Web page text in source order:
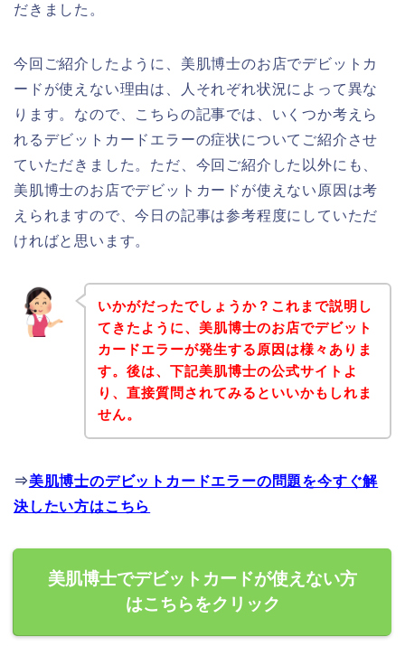
だきました。
今回ご紹介したように、美肌博士のお店でデビットカ
ードが使えない理由は、人それぞれ状況によって異な
ります。なので、こちらの記事では、いくつか考えら
れるデビットカードエラーの症状についてご紹介させ
ていただきました。ただ、今回ご紹介した以外にも、
美肌博士のお店でデビットカードが使えない原因は考
えられますので、今日の記事は参考程度にしていただ
ければと思います。
いかがだったでしょうか？これまで説明し
てきたように、美肌博士のお店でデビット
カードエラーが発生する原因は様々ありま
す。後は、下記美肌博士の公式サイトよ
り、直接質問されてみるといいかもしれま
せん。
⇒美肌博士のデビットカードエラーの問題を今すぐ解
決したい方はこちら
美肌博士でデビットカードが使えない方
はこちらをクリック